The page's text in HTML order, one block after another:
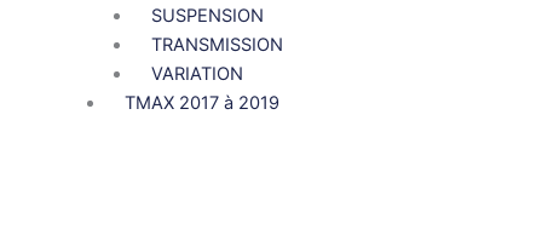
SUSPENSION
TRANSMISSION
VARIATION
TMAX 2017 à 2019